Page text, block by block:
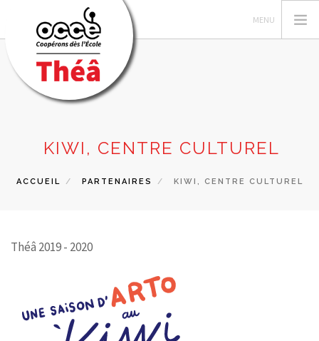
RECHERCHER
CONTACT
KIWI, CENTRE CULTUREL
ACCUEIL PARTENAIRES KIWI, CENTRE CULTUREL
Théâ 2019 - 2020